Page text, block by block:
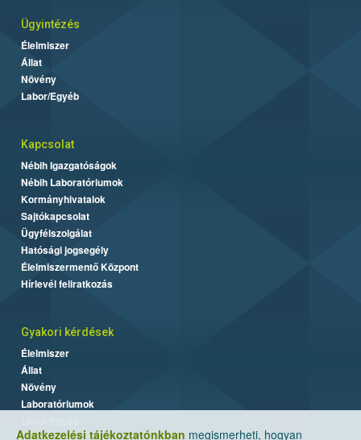
Adatkezelési tájékoztatónkban megismerheti, hogyan
Ügyintézés
Élelmiszer
Állat
Növény
Labor/Egyéb
Kapcsolat
Nébih Igazgatóságok
Nébih Laboratóriumok
Kormányhivatalok
Sajtókapcsolat
Ügyfélszolgálat
Hatósági jogsegély
Élelmiszermentő Központ
Hírlevél feliratkozás
Gyakori kérdések
Élelmiszer
Állat
Növény
Laboratóriumok